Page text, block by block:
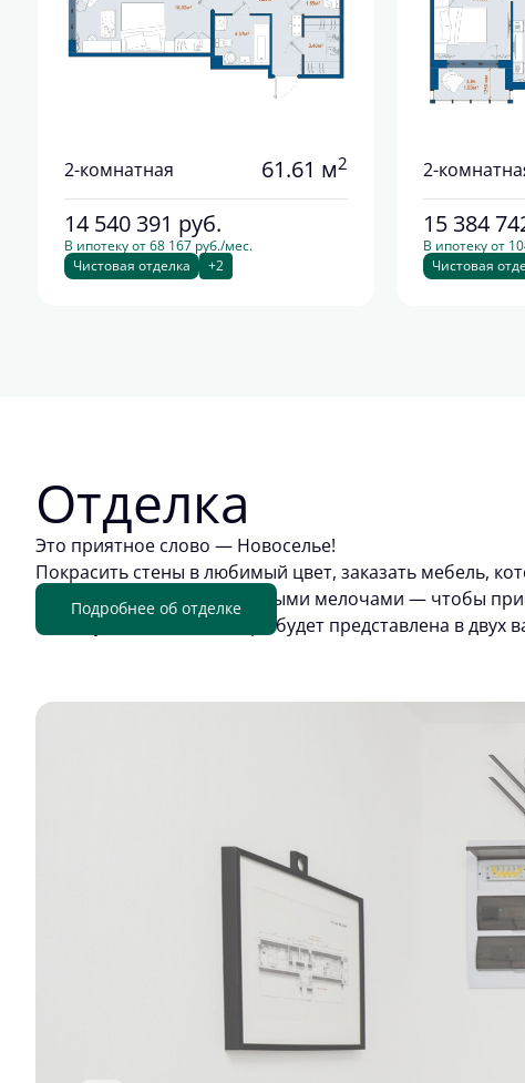
2-комнатная 61.61 м2
14 540 391 руб.
В ипотеку от 68 167 руб./мес.
Чистовая отделка
+2
2-
15 384
В ипотеку от
Чистовая
Отделка
Это приятное слово — Новоселье!
Покрасить стены в любимый цвет, заказать мебель,
обживать квартиру приятными мелочами — чтобы
отделку. Цветовая палитра будет представлена в
Подробнее об отделке